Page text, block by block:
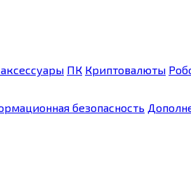
ПК Криптовалюты
безопасность